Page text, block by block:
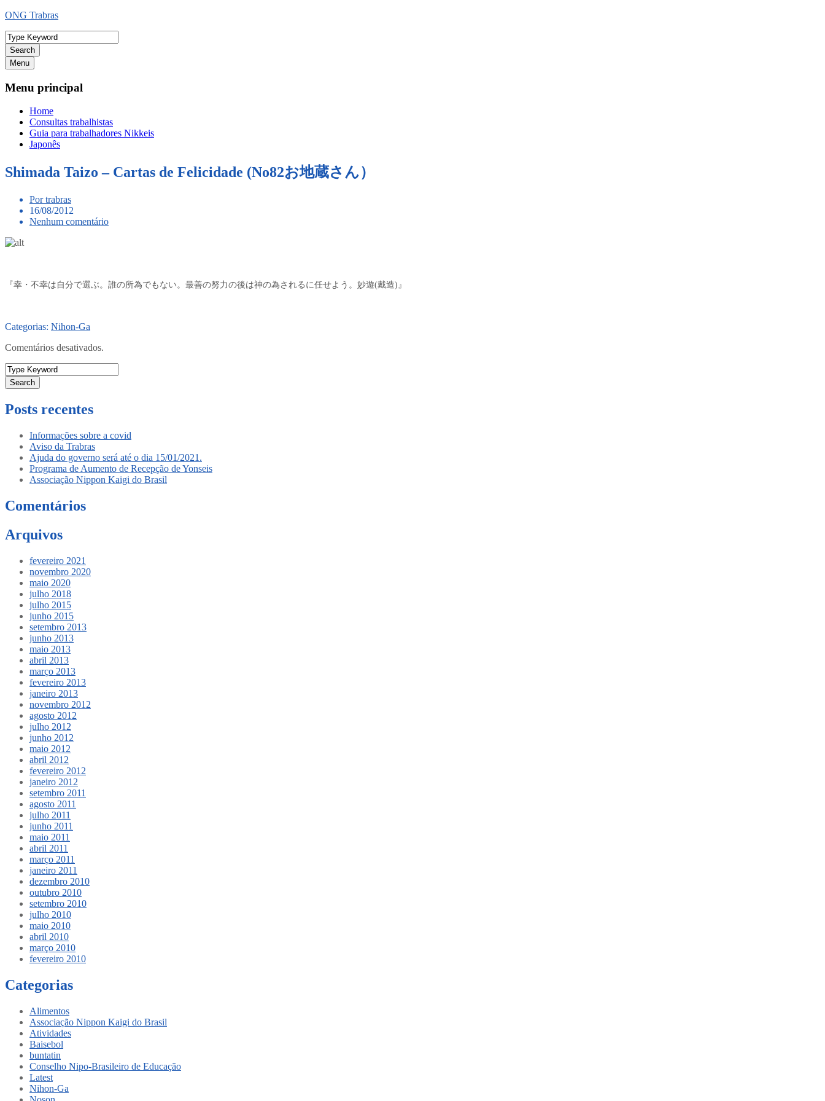
Ir
o
conteúdo
ONG Trabras
Search
Menu
Menu principal
Home
Consultas trabalhistas
Guia para trabalhadores Nikkeis
Japonês
Shimada Taizo – Cartas de Felicidade (No82お地蔵さん）
Por trabras
16/08/2012
Nenhum comentário
『幸・不幸は自分で選ぶ。誰の所為でもない。最善の努力の後は神の為されるに任せよう。妙遊(戴造)』
Categorias: Nihon-Ga
Comentários desativados.
Search
Posts recentes
Informações sobre a covid
Aviso da Trabras
Ajuda do governo será até o dia 15/01/2021.
Programa de Aumento de Recepção de Yonseis
Associação Nippon Kaigi do Brasil
Comentários
Arquivos
fevereiro 2021
novembro 2020
maio 2020
julho 2018
julho 2015
junho 2015
setembro 2013
junho 2013
maio 2013
abril 2013
março 2013
fevereiro 2013
janeiro 2013
novembro 2012
agosto 2012
julho 2012
junho 2012
maio 2012
abril 2012
fevereiro 2012
janeiro 2012
setembro 2011
agosto 2011
julho 2011
junho 2011
maio 2011
abril 2011
março 2011
janeiro 2011
dezembro 2010
outubro 2010
setembro 2010
julho 2010
maio 2010
abril 2010
março 2010
fevereiro 2010
Categorias
Alimentos
Associação Nippon Kaigi do Brasil
Atividades
Baisebol
buntatin
Conselho Nipo-Brasileiro de Educação
Latest
Nihon-Ga